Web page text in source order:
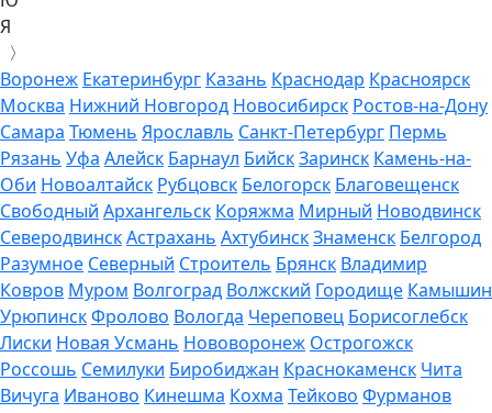
Я
〉
Воронеж Екатеринбург Казань Краснодар Красноярск
Москва Нижний Новгород Новосибирск Ростов-на-Дону
Самара Тюмень Ярославль Санкт-Петербург Пермь
Рязань Уфа Алейск Барнаул БийскЗаринск Камень-на-
Оби Новоалтайск Рубцовск Белогорск Благовещенск
Свободный Архангельск Коряжма Мирный Новодвинск
СеверодвинскАстрахань АхтубинскЗнаменск Белгород
Разумное Северный Строитель Брянск Владимир
Ковров Муром Волгоград Волжский Городище Камышин
УрюпинскФролово Вологда Череповец Борисоглебск
Лиски Новая Усмань Нововоронеж Острогожск
Россошь Семилуки Биробиджан Краснокаменск Чита
Вичуга Иваново Кинешма Кохма Тейково Фурманов